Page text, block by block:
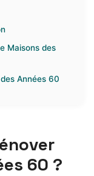
Maisons des
Années 60
60 ?